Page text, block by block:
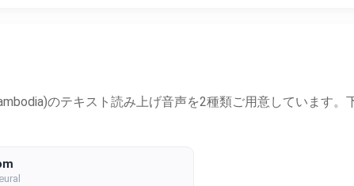
のテキスト読み上げ音声を2種類ご用意しています